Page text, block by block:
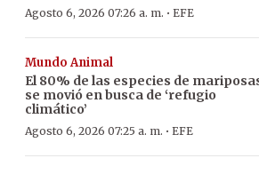
Agosto 6, 2026 07:26 a. m. · EFE
Mundo Animal
El 80% de las especies de
se movió en busca de ‘refugio
climático’
Agosto 6, 2026 07:25 a. m. · EFE